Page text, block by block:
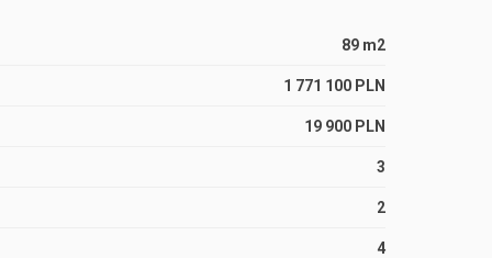
89 m2
1 771 100 PLN
19 900 PLN
3
2
4